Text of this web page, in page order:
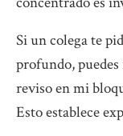
Si un colega te
profundo,
reviso en mi
Esto establece